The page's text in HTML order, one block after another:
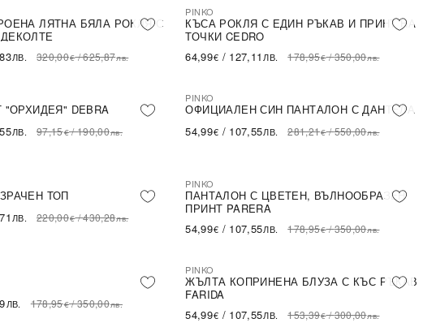
ЛЯТНА БЯЛА РОКЛЯ С
ЛВ. 320,00€/625,87лв.
-64% SALE
PINKO
КЪСА РОКЛЯ С ЕДИН РЪКАВ И ПРИНТ НА
ТОЧКИ CEDRO
64,99€ / 127,11 ЛВ. 178,95€/350,00лв.
DEBRA
ЛВ. 97,15€/190,00лв.
-80% SALE
PINKO
ОФИЦИАЛЕН СИН ПАНТАЛОН С ДАНТЕЛА
54,99€ / 107,55ЛВ. 281,21€/550,00лв.
ТОП
ЛВ. 220,00€/430,28лв.
-69% SALE
PINKO
ПАНТАЛОН С ЦВЕТЕН, ВЪЛНООБРАЗЕН
ПРИНТ PARERA
54,99€ / 107,55ЛВ. 178,95€/350,00лв.
ЛВ. 178,95€/350,00лв.
-64% SALE
PINKO
ЖЪЛТА КОПРИНЕНА БЛУЗА С КЪС РЪКАВ
FARIDA
54,99€ / 107,55ЛВ. 153,39€/300,00лв.